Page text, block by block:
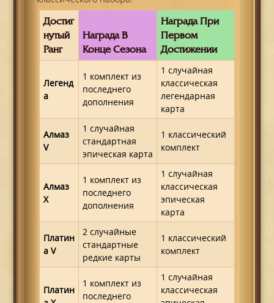
Достиг
Нутый
Ранг
Награда В
Конце Сезона
Награда При
Первом
Достижении
Легенд
а
1 комплект из
последнего
дополнения
1 случайная
классическая
легендарная
карта
Алмаз
V
1 случайная
стандартная
эпическая карта
1 классический
комплект
Алмаз
X
1 комплект из
последнего
дополнения
1 случайная
классическая
эпическая
карта
Платин
а V
2 случайные
стандартные
редкие карты
1 классический
комплект
Платин
1 комплект из
последнего
1 случайная
классическая